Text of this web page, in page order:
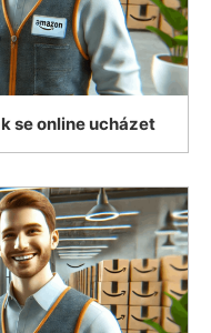
se online ucházet